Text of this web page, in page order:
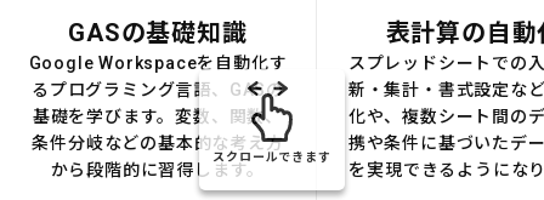
GASの基礎知識
Google Workspaceを自動化す
るプログラミング言語、GASの
基礎を学びます。変数、関数、
条件分岐などの基本的な考え方
から段階的に習得します。
表計算の自動
スプレッドシートでの
新・集計・書式設定な
化や、複数シート間の
携や条件に基づいたデ
を実現できるようにな
スクロールできます